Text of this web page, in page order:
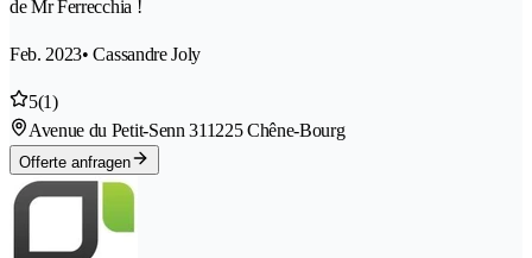
de Mr Ferrecchia !
Feb. 2023• Cassandre Joly
5(1)
Avenue du Petit-Senn 311225 Chêne-Bourg
Offerte anfragen